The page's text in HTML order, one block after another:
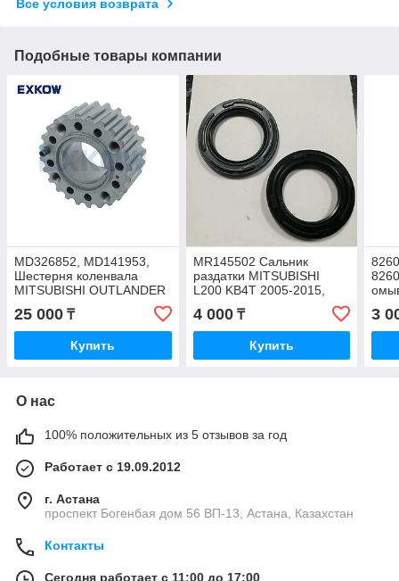
Все условия возврата
Подобные товары компании
MD326852, MD141953,
Шестерня коленвала
MITSUBISHI OUTLANDER
CU4W V-2.4 4G64 16V
2002-2008, SPACE
RUNNER
25 000 ₸
Купить
MR145502 Сальник
раздатки MITSUBISHI
L200 KB4T 2005-2015,
45x68.2x8.3
4 000₸
Купить
3
О нас
100% положительных из 5 отзывов за год
Работает с 19.09.2012
г. Астана
проспект Богенбая дом 56 ВП-13, Астана, Казахстан
Контакты
Сегодня работает с 11:00 до 17:00